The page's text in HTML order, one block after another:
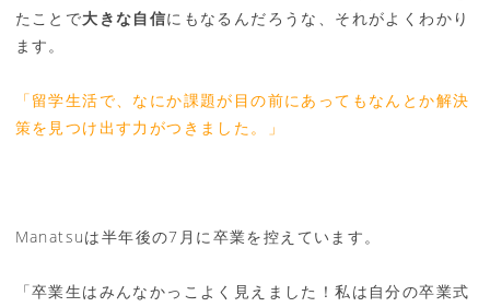
たことで大きな自信にもなるんだろうな、それがよくわかり
ます。
「留学生活で、なにか課題が目の前にあってもなんとか解決
策を見つけ出す力がつきました。」
Manatsuは半年後の7月に卒業を控えています。
「卒業生はみんなかっこよく見えました！私は自分の卒業式